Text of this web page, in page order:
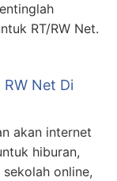
RT/RW Net.
Net Di
akan internet
hiburan,
online,